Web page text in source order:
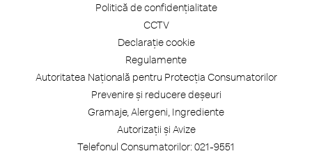
Politică de confidențialitate
CCTV
Declarație cookie
Regulamente
Autoritatea Națională pentru Protecția Consumatorilor
Prevenire și reducere deșeuri
Gramaje, Alergeni, Ingrediente
Autorizații și Avize
Telefonul Consumatorilor: 021-9551